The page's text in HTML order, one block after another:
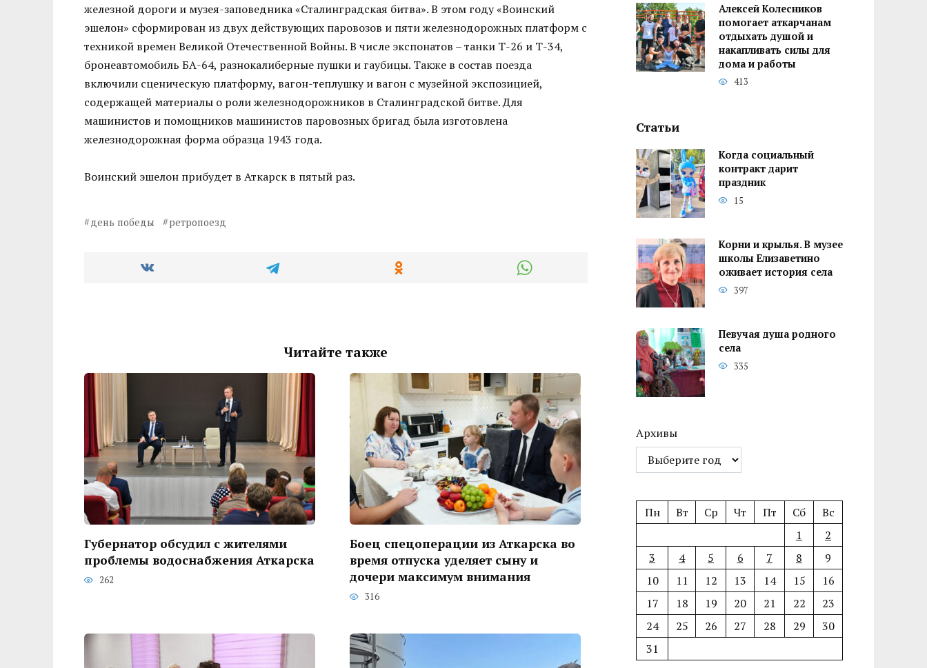
железной дороги и музея-заповедника «Сталинградская битва». В этом году «Воинский
эшелон» сформирован из двух действующих паровозов и пяти железнодорожных платформ с
техникой времен Великой Отечественной Войны. В числе экспонатов – танки Т-26 и Т-34,
бронеавтомобиль БА-64, разнокалиберные пушки и гаубицы. Также в состав поезда
включили сценическую платформу, вагон-теплушку и вагон с музейной экспозицией,
содержащей материалы о роли железнодорожников в Сталинградской битве. Для
машинистов и помощников машинистов паровозных бригад была изготовлена
железнодорожная форма образца 1943 года.
Воинский эшелон прибудет в Аткарск в пятый раз.
день победы ретропоезд
Читайте также
Губернатор обсудил с жителями
проблемы водоснабжения Аткарска
262
Боец спецоперации из Аткарска во
время отпуска уделяет сыну и
дочери максимум внимания
316
Алексей Колесников
помогает аткарчанам
отдыхать душой и
накапливать силы для
дома и работы
413
Статьи
Когда социальный
контракт дарит
праздник
15
Корни и крылья. В музее
школы Елизаветино
оживает история села
397
Певучая душа родного
села
335
Архивы
Пн Вт Ср Чт Пт Сб
Вс
1
2
3
4 5 6 7 8
9
10
11 12 13 14 15
16
17
18 19 20 21 22
23
24
25 26 27 28 29
30
31